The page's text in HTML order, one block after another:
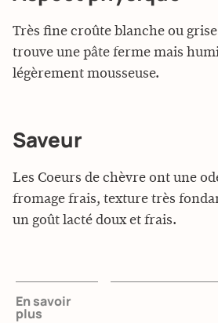
Très fine croûte blanche ou
trouve une pâte ferme mais
légèrement mousseuse.
Saveur
Les Coeurs de chèvre ont une
fromage frais, texture très
un goût lacté doux et frais.
En savoir
plus